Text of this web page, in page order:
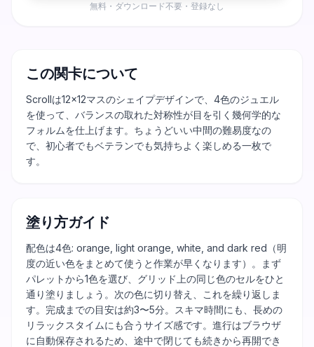
無料・ダウンロード不要・登録なし
この関卡について
Scrollは12×12マスのシェイプデザインで、4色のジュエル
を使って、バランスの取れた対称性が目を引く幾何学的な
フォルムを仕上げます。ちょうどいい中間の難易度なの
で、初心者でもベテランでも気持ちよく楽しめる一枚で
す。
塗り方ガイド
配色は4色: orange, light orange, white, and dark red（明
度の近い色をまとめて使うと作業が早くなります）。まず
パレットから1色を選び、グリッド上の同じ色のセルをひと
通り塗りましょう。次の色に切り替え、これを繰り返しま
す。完成までの目安は約3〜5分。スキマ時間にも、長めの
リラックスタイムにも合うサイズ感です。進行はブラウザ
に自動保存されるため、途中で閉じても続きから再開でき